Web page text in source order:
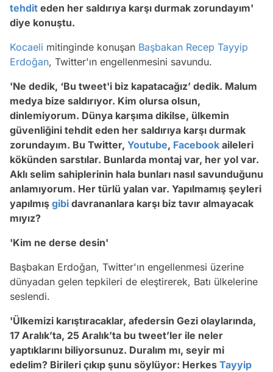
tehdit eden her saldırıya karşı durmak zorundayım'
diye konuştu.
Kocaeli mitinginde konuşan Başbakan Recep Tayyip
Erdoğan, Twitter'ın engellenmesini savundu.
'Ne dedik, ‘Bu tweet'i biz kapatacağız’ dedik. Malum
medya bize saldırıyor. Kim olursa olsun,
dinlemiyorum. Dünya karşıma dikilse, ülkemin
güvenliğini tehdit eden her saldırıya karşı durmak
zorundayım. Bu Twitter, Youtube, Facebook aileleri
kökünden sarstılar. Bunlarda montaj var, her yol var.
Aklı selim sahiplerinin hala bunları nasıl savunduğunu
anlamıyorum. Her türlü yalan var. Yapılmamış şeyleri
yapılmış gibi davrananlara karşı biz tavır almayacak
mıyız?
'Kim ne derse desin'
Başbakan Erdoğan, Twitter'ın engellenmesi üzerine
dünyadan gelen tepkileri de eleştirerek, Batı ülkelerine
seslendi.
'Ülkemizi karıştıracaklar, afedersin Gezi olaylarında,
17 Aralık’ta, 25 Aralık’ta bu tweet’ler ile neler
yaptıklarını biliyorsunuz. Duralım mı, seyir mi
edelim? Birileri çıkıp şunu söylüyor: Herkes Tayyip